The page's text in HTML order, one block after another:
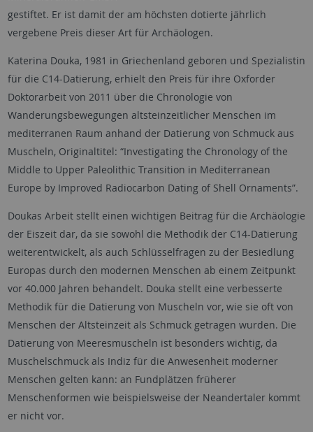
gestiftet. Er ist damit der am höchsten dotierte jährlich
vergebene Preis dieser Art für Archäologen.
Katerina Douka, 1981 in Griechenland geboren und Spezialistin
für die C14-Datierung, erhielt den Preis für ihre Oxforder
Doktorarbeit von 2011 über die Chronologie von
Wanderungsbewegungen altsteinzeitlicher Menschen im
mediterranen Raum anhand der Datierung von Schmuck aus
Muscheln, Originaltitel: “Investigating the Chronology of the
Middle to Upper Paleolithic Transition in Mediterranean
Europe by Improved Radiocarbon Dating of Shell Ornaments”.
Doukas Arbeit stellt einen wichtigen Beitrag für die Archäologie
der Eiszeit dar, da sie sowohl die Methodik der C14-Datierung
weiterentwickelt, als auch Schlüsselfragen zu der Besiedlung
Europas durch den modernen Menschen ab einem Zeitpunkt
vor 40.000 Jahren behandelt. Douka stellt eine verbesserte
Methodik für die Datierung von Muscheln vor, wie sie oft von
Menschen der Altsteinzeit als Schmuck getragen wurden. Die
Datierung von Meeresmuscheln ist besonders wichtig, da
Muschelschmuck als Indiz für die Anwesenheit moderner
Menschen gelten kann: an Fundplätzen früherer
Menschenformen wie beispielsweise der Neandertaler kommt
er nicht vor.